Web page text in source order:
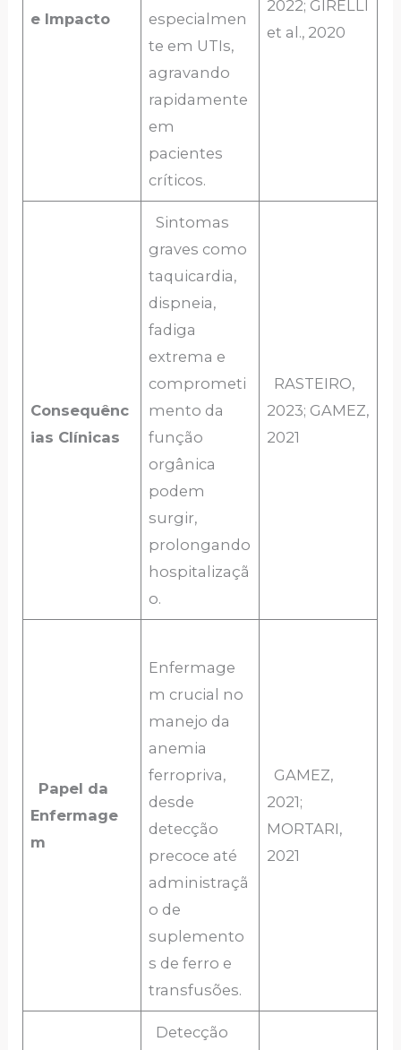
e Impacto
especialmen
te em UTIs,
agravando
rapidamente
em
pacientes
críticos.
2022; GIRELLI
et al., 2020
Consequênc
ias Clínicas
Sintomas
graves como
taquicardia,
dispneia,
fadiga
extrema e
comprometi
mento da
função
orgânica
podem
surgir,
prolongando
hospitalizaçã
o.
RASTEIRO,
2023; GAMEZ,
2021
Papel da
Enfermage
m
Enfermage
m crucial no
manejo da
anemia
ferropriva,
desde
detecção
precoce até
administraçã
o de
suplemento
s de ferro e
transfusões.
GAMEZ,
2021;
MORTARI,
2021
Detecção